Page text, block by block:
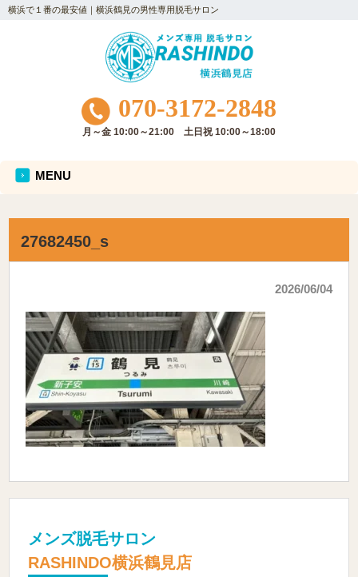
横浜で１番の最安値｜横浜鶴見の男性専用脱毛サロン
070-3172-2848
月～金 10:00～21:00 土日祝 10:00～18:00
MENU
27682450_s
2026/06/04
メンズ脱毛サロン
RASHINDO横浜鶴見店